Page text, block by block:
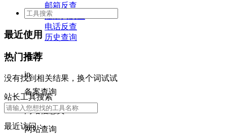
邮箱反查
注册人反查
电话反查
历史查询
活动
ip
备案查询
网站信息类
网站查询
最近使用
热门推荐
没有找到相关结果，换个词试试
站长工具搜索
最近访问：